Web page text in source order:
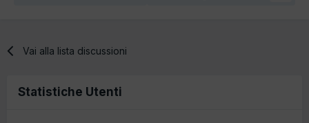
Vai alla lista discussioni
Statistiche Utenti